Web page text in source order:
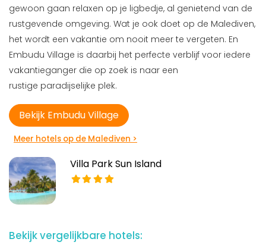
gewoon gaan relaxen op je ligbedje, al genietend van de
rustgevende omgeving. Wat je ook doet op de Malediven,
het wordt een vakantie om nooit meer te vergeten. En
Embudu Village is daarbij het perfecte verblijf voor iedere
vakantieganger die op zoek is naar een
rustige paradijselijke plek.
Bekijk Embudu Village
Meer hotels op de Malediven >
Villa Park Sun Island
Bekijk vergelijkbare hotels: